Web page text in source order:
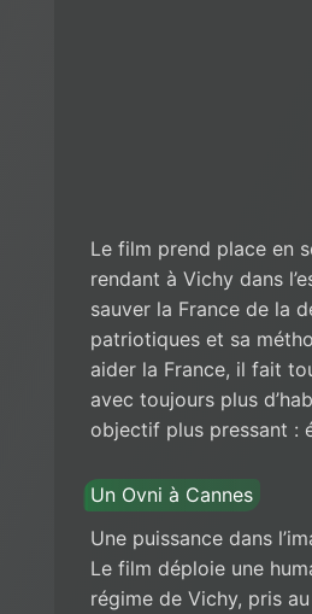
Le film prend place en
rendant à Vichy dans
sauver la France de la
patriotiques et sa
aider la France, il fait
avec toujours plus
objectif plus pressant :
Un Ovni à Cannes
Une puissance dans
Le film déploie une
régime de Vichy, pris